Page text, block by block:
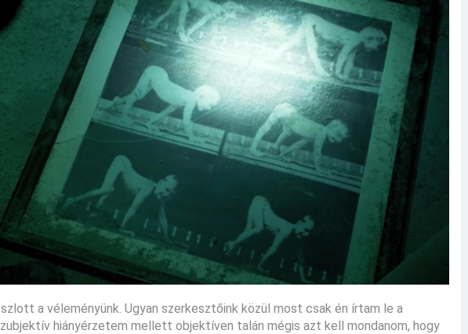
a véleményünk. Ugyan szerkesztőink közül most csak én írtam le a
hiányérzetem mellett objektíven talán mégis azt kell mondanom, hogy